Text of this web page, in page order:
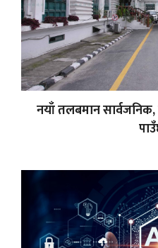
नयाँ तलबमान